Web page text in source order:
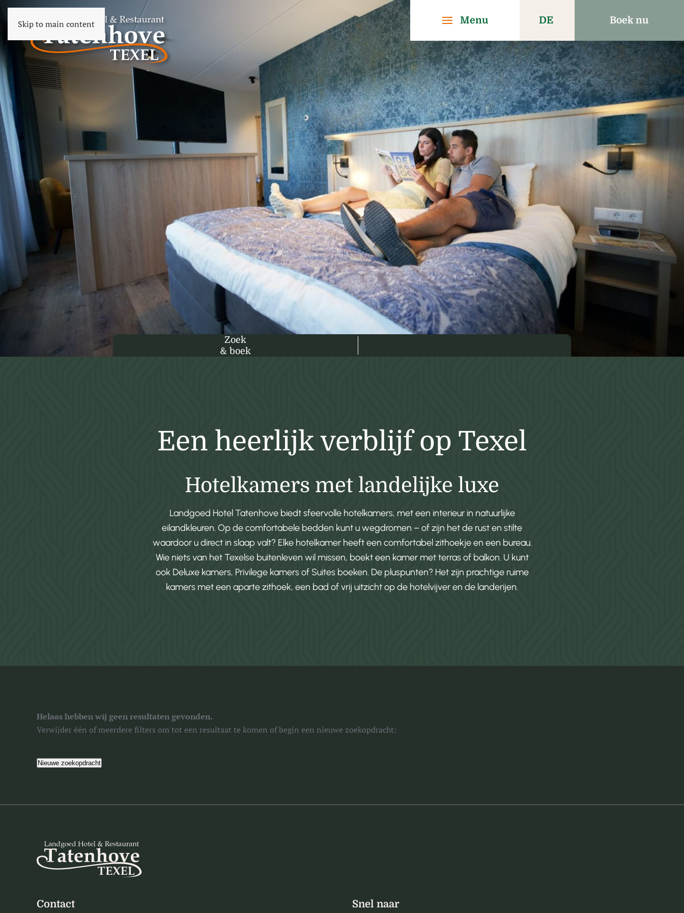
Skip to main content DE Boek nu
Menu
Zoek
& boek
Een heerlijk verblijf op Texel
Hotelkamers met landelijke luxe
Landgoed Hotel Tatenhove biedt sfeervolle hotelkamers, met een interieur in natuurlijke
eilandkleuren. Op de comfortabele bedden kunt u wegdromen – of zijn het de rust en stilte
waardoor u direct in slaap valt? Elke hotelkamer heeft een comfortabel zithoekje en een bureau.
Wie niets van het Texelse buitenleven wil missen, boekt een kamer met terras of balkon. U kunt
ook Deluxe kamers, Privilege kamers of Suites boeken. De pluspunten? Het zijn prachtige ruime
kamers met een aparte zithoek, een bad of vrij uitzicht op de hotelvijver en de landerijen.
Helaas hebben wij geen resultaten gevonden.
Verwijder één of meerdere filters om tot een resultaat te komen of begin een nieuwe zoekopdracht:
Nieuwe zoekopdracht
Contact Snel naar